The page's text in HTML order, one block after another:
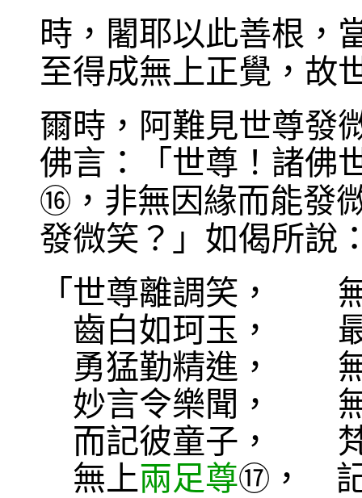
時，闍耶以此善根，
至得成無上正覺，故
爾時，阿難見世尊發
佛言：「世尊！諸佛
⑯ ，非無因緣而能發
發微笑？」如偈所說
「世尊離調笑，
齒白如珂玉， 最
勇猛勤精進， 無
妙言令樂聞， 無
而記彼童子， 梵
無上兩足尊⑰ ，